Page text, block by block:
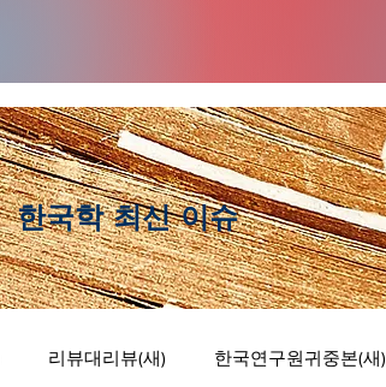
​한국학 최신 이슈
리뷰대리뷰(새) 한국연구원귀중본(새)